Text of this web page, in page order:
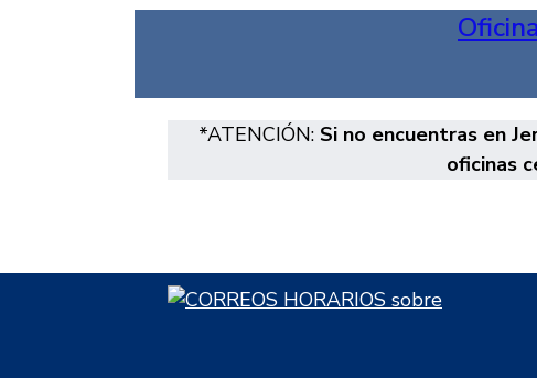
*ATENCIÓN: Si no encuentras en
oficinas